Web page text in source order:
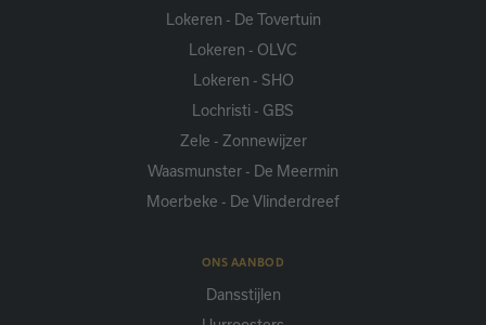
Lokeren - De Tovertuin
Lokeren - OLVC
Lokeren - SHO
Lochristi - GBS
Zele - Zonnewijzer
Waasmunster - De Meermin
Moerbeke - De Vlinderdreef
ONS AANBOD
Dansstijlen